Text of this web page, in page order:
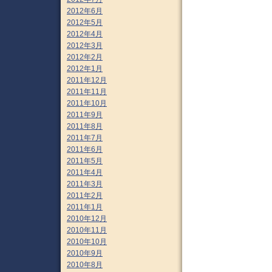
2012年6月
2012年5月
2012年4月
2012年3月
2012年2月
2012年1月
2011年12月
2011年11月
2011年10月
2011年9月
2011年8月
2011年7月
2011年6月
2011年5月
2011年4月
2011年3月
2011年2月
2011年1月
2010年12月
2010年11月
2010年10月
2010年9月
2010年8月